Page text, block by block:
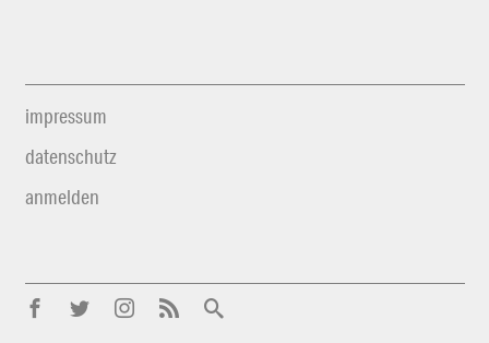
impressum
datenschutz
anmelden